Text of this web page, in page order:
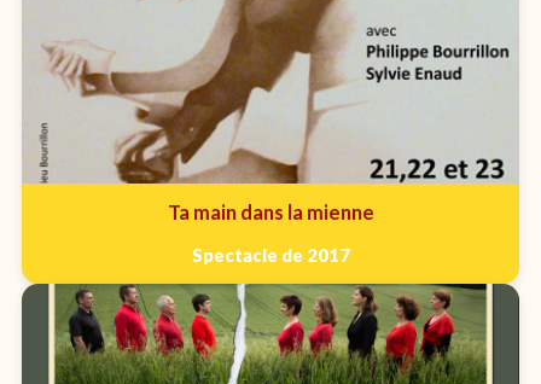
Ta main dans la mienne
Spectacle de 2017